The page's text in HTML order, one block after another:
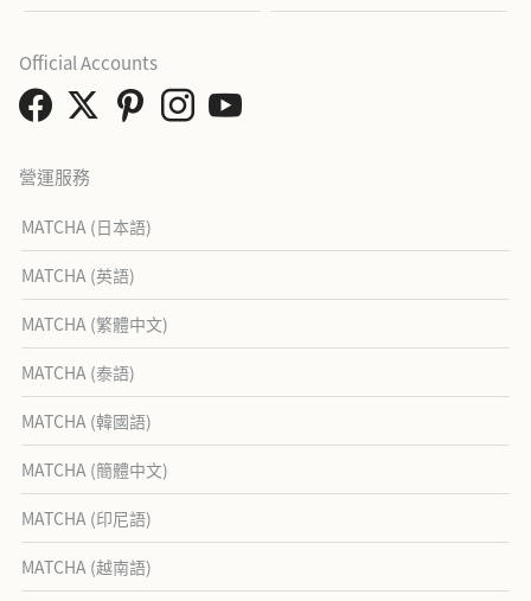
營運服務
MATCHA (日本語)
MATCHA (英語)
MATCHA (繁體中文)
MATCHA (泰語)
MATCHA (韓國語)
MATCHA (簡體中文)
MATCHA (印尼語)
MATCHA (越南語)
Official Accounts